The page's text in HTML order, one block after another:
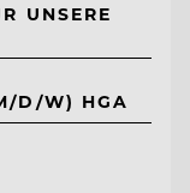
UNSERE
D/W) HGA